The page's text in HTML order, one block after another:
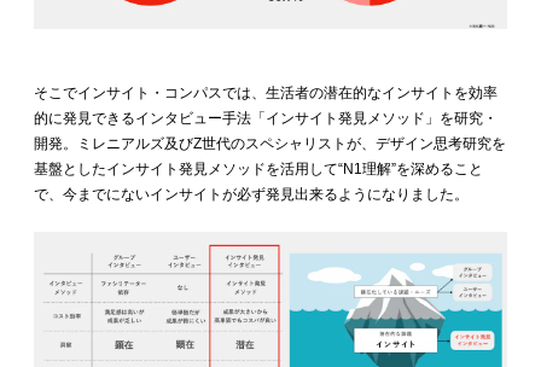
そこでインサイト・コンパスでは、生活者の潜在的なインサイトを効率
的に発見できるインタビュー手法「インサイト発見メソッド」を研究・
開発。ミレニアルズ及びZ世代のスペシャリストが、デザイン思考研究を
基盤としたインサイト発見メソッドを活用して“N1理解”を深めること
で、今までにないインサイトが必ず発見出来るようになりました。